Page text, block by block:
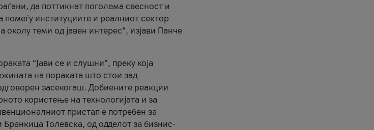
да поттикнат поголема свесност и
институциите и реалниот сектор
теми од јавен интерес“, изјави Панче
“Јави се и слушни”, преку која
на пораката што стои зад
засекогаш. Добиените реакции
користење на технологијата и за
пристап е потребен за
Толевска, од одделот за бизнис-